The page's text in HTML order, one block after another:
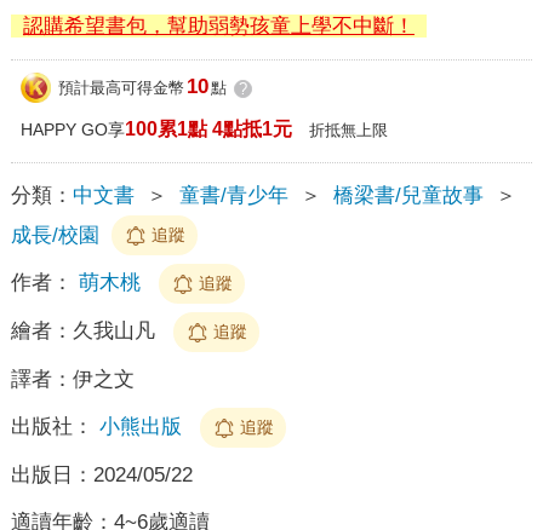
認購希望書包，幫助弱勢孩童上學不中斷！
預計最高可得金幣 10點 ?
HAPPY GO享100累1點 4點抵1元 折抵無上限
分類： 中文書 ＞ 童書/青少年 ＞ 橋梁書/兒童故事
＞
成長/校園
追蹤
作者： 萌木桃 追蹤
繪者： 久我山凡 追蹤
譯者： 伊之文
出版社： 小熊出版 追蹤
出版日： 2024/05/22
適讀年齡： 4~6歲適讀